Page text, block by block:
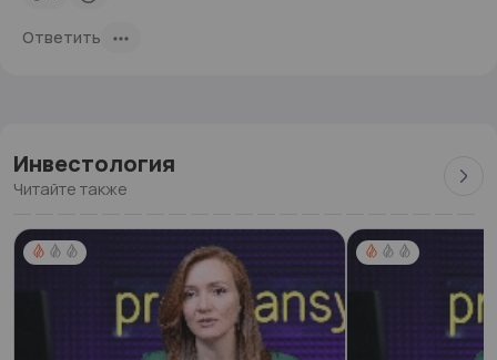
Ответить
Инвестология
Читайте также